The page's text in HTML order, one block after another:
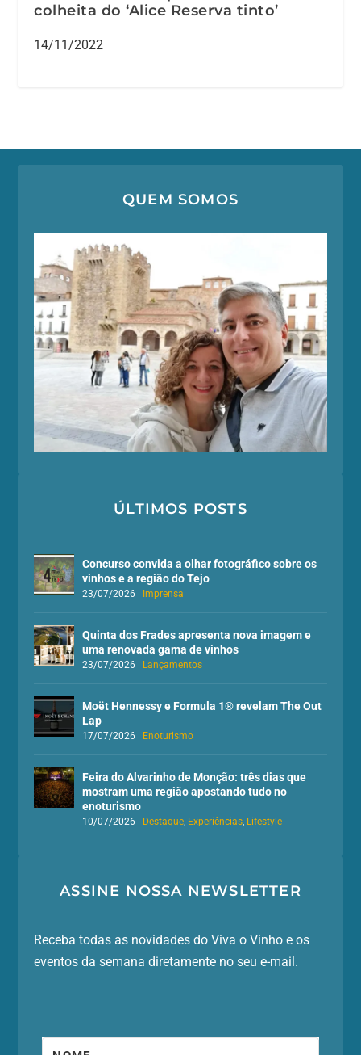
colheita do ‘Alice Reserva tinto’
14/11/2022
QUEM SOMOS
ÚLTIMOS POSTS
Concurso convida a olhar fotográfico sobre os
vinhos e a região do Tejo
23/07/2026 | Imprensa
Quinta dos Frades apresenta nova imagem e
uma renovada gama de vinhos
23/07/2026 | Lançamentos
Moët Hennessy e Formula 1® revelam The Out
Lap
17/07/2026 | Enoturismo
Feira do Alvarinho de Monção: três dias que
mostram uma região apostando tudo no
enoturismo
10/07/2026 | Destaque, Experiências, Lifestyle
ASSINE NOSSA NEWSLETTER
Receba todas as novidades do Viva o Vinho e os
eventos da semana diretamente no seu e-mail.